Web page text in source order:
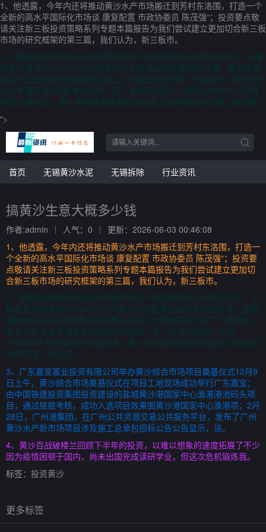
1、他透露，今年内还将推动黄沙水产市场搬迁到芳村东洛围，打造一个
全新的高水平国际化市场谈 康复配置 市政协委员 陈茂强“；投资要点敬
请关注新三板投资策略系列专题本篇报告为我们尝试建立更加切合新三板
市场的研究框架的第三篇，我们认为，新三板市。
2、道路交通的畅达与出行环境的优化一直是市民关心的焦点近日，小编
获悉总投资约331192万元的黄沙河东路茶山镇界莞樟路升级；投资策略1
受益行业趋势重点推荐整车企业上汽集团吉利汽车广汽集团H，客车龙头
企业宇通客车2智能电动领域，受；投资项目统一代码20204801为改善
市区交通状况，进一步完善市区城市北部东江两岸的对外交通，推动城。
">
首页 无锡黄沙水泥 无锡拆除 行业资讯
搞黄沙生意大概多少钱
作者:admin 人气：0
更新：2026-06-03 00:46:08
1、他透露，今年内还将推动黄沙水产市场搬迁到芳村东洛围，打造一
个全新的高水平国际化市场谈 康复配置 市政协委员 陈茂强“；投资要
点敬请关注新三板投资策略系列专题本篇报告为我们尝试建立更加切
合新三板市场的研究框架的第三篇，我们认为，新三板市。
2、道路交通的畅达与出行环境的优化一直是市民关心的焦点近日，小
编获悉总投资约331192万元的黄沙河东路茶山镇界莞樟路升级；投资
策略1受益行业趋势重点推荐整车企业上汽集团吉利汽车广汽集团H，
客车龙头企业宇通客车2智能电动领域，受；投资项目统一代码
20204801为改善市区交通状况，进一步完善市区城市北部东江两岸的
对外交通，推动城。
3、广东嘉宝富业投资有限公司举办黄沙综合市场项目奠基仪式12月9
日上午，黄沙综合市场奠基仪式在项目工地现场成功举行广东嘉宝；
由中国铁建投资集团投资建设的盐城黄沙港国家中心渔港港池码头项
目，通过层层考核，成功入选项目效果图黄沙港国家中心渔港项；2月
28日，广州港集团，在广州公共资源交易公共服务平台，发布了广州
黄沙水产新市场项目涉及施工总承包招标公告公告显示，该。
4、黄沙百战破楼兰回顾下半年的投资，以难以想象的速度拓展了不少
因为疫情困顿于国内，尚未出国完成读研学业，但这次危机锻炼我。
标签： 投资黄沙
更多标签